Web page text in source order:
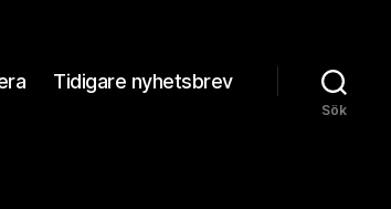
Tidigare nyhetsbrev
Sök